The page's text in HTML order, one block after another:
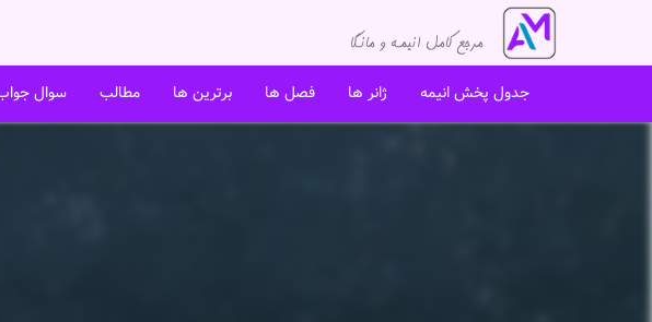
جدول پخش انیمه ژانر ها فصل ها برترین ها مطالب سوال